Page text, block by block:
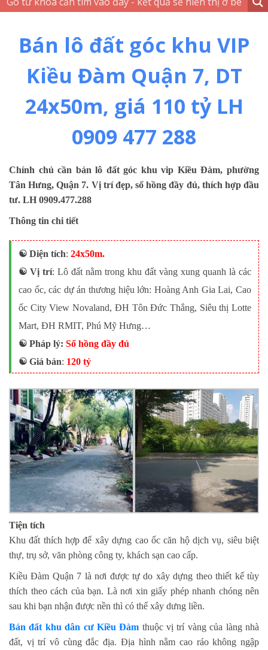
Bán lô đất góc khu VIP
Kiều Đàm Quận 7, DT
24x50m, giá 110 tỷ LH
0909 477 288
Chính chủ cần bán lô đất góc khu vip Kiều Đàm, phường
Tân Hưng, Quận 7. Vị trí đẹp, sổ hồng đầy đủ, thích hợp đầu
tư. LH 0909.477.288
Thông tin chi tiết
☯️ Diện tích: 24x50m.
☯️ Vị trí: Lô đất nằm trong khu đất vàng xung quanh là các
cao ốc, các dự án thương hiệu lớn: Hoàng Anh Gia Lai, Cao
ốc City View Novaland, ĐH Tôn Đức Thắng, Siêu thị Lotte
Mart, ĐH RMIT, Phú Mỹ Hưng…
☯️ Pháp lý: Sổ hồng đầy đủ
☯️ Giá bán: 120 tỷ
Tiện tích
Khu đất thích hợp để xây dựng cao ốc căn hộ dịch vụ, siêu biệt
thự, trụ sở, văn phòng công ty, khách sạn cao cấp.
Kiều Đàm Quận 7 là nơi được tự do xây dựng theo thiết kế tùy
thích theo cách của bạn. Là nơi xin giấy phép nhanh chóng nên
sau khi bạn nhận được nền thì có thể xây dưng liền.
Bán đất khu dân cư Kiều Đàm thuộc vị trí vàng của làng nhà
đất, vị trí vô cùng đắc địa. Địa hình nằm cao ráo không ngập